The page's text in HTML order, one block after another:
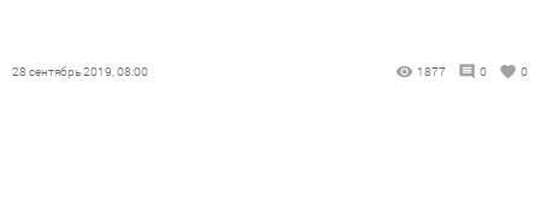
28 сентябрь 2019, 08:00 1877 0 0